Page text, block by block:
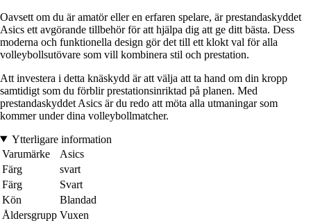
Oavsett om du är amatör eller en erfaren spelare, är prestandaskyddet
Asics ett avgörande tillbehör för att hjälpa dig att ge ditt bästa. Dess
moderna och funktionella design gör det till ett klokt val för alla
volleybollsutövare som vill kombinera stil och prestation.
Att investera i detta knäskydd är att välja att ta hand om din kropp
samtidigt som du förblir prestationsinriktad på planen. Med
prestandaskyddet Asics är du redo att möta alla utmaningar som
kommer under dina volleybollmatcher.
Ytterligare information
Varumärke
Asics
Färg
svart
Färg
Svart
Kön
Blandad
Åldersgrupp Vuxen